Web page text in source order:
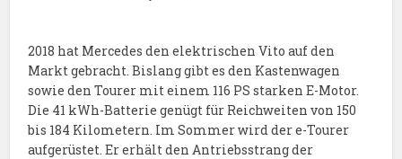
2018 hat Mercedes den elektrischen Vito auf den
Markt gebracht. Bislang gibt es den Kastenwagen
sowie den Tourer mit einem 116 PS starken E-Motor.
Die 41 kWh-Batterie genügt für Reichweiten von 150
bis 184 Kilometern. Im Sommer wird der e-Tourer
aufgerüstet. Er erhält den Antriebsstrang der